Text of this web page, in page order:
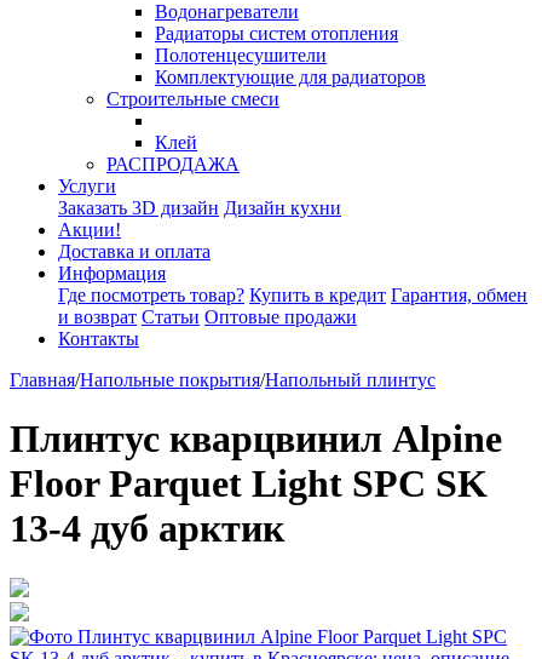
Водонагреватели
Радиаторы систем отопления
Полотенцесушители
Комплектующие для радиаторов
Строительные смеси
Клей
РАСПРОДАЖА
Услуги
Заказать 3D дизайн Дизайн кухни
Акции!
Доставка и оплата
Информация
Где посмотреть товар? Купить в кредит Гарантия, обмен
и возврат Статьи Оптовые продажи
Контакты
Главная/Напольные покрытия/Напольный плинтус
Плинтус кварцвинил Alpine
Floor Parquet Light SPC SK
13-4 дуб арктик